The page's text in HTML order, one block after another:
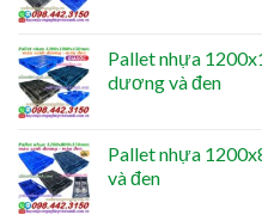
Pallet nhựa
dương và đen
Pallet nhựa
và đen